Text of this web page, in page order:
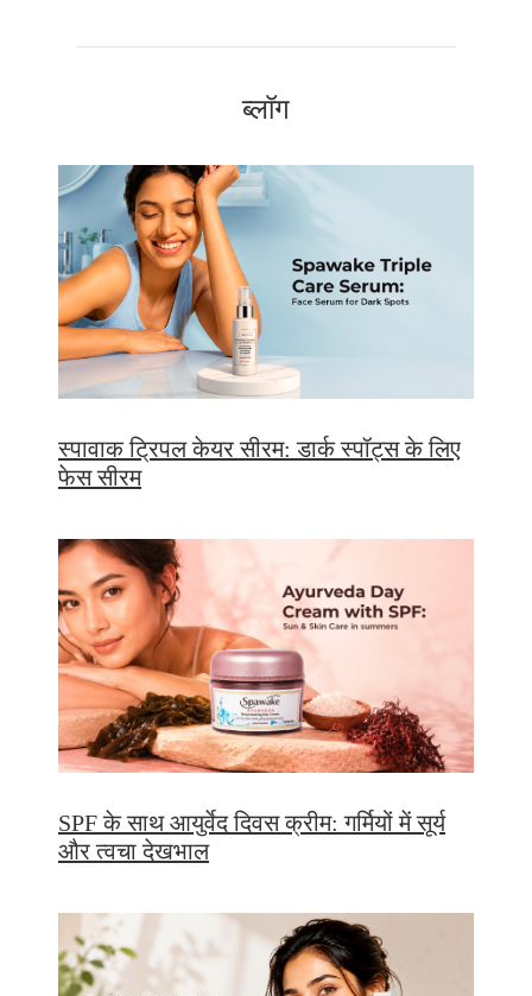
ब्लॉग
स्पावाक ट्रिपल केयर सीरम: डार्क स्पॉट्स के लिए
फेस सीरम
SPF के साथ आयुर्वेद दिवस क्रीम: गर्मियों में सूर्य
और त्वचा देखभाल